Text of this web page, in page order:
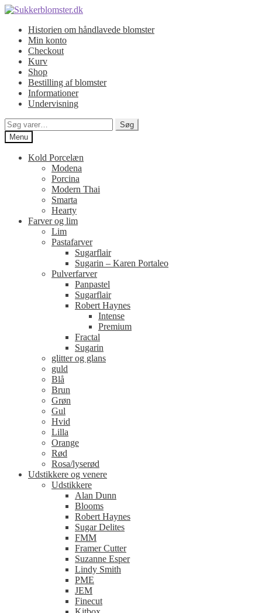
Spring
navigation
Spring
indholdHistorien om håndlavede blomster
Min konto
Checkout
Kurv
Shop
Bestilling af blomster
Informationer
Undervisning
Søg
efter:
Søg
Menu
Kold Porcelæn
Modena
Porcina
Modern Thai
Smarta
Hearty
Farver og lim
Lim
Pastafarver
Sugarflair
Sugarin – Karen Portaleo
Pulverfarver
Panpastel
Sugarflair
Robert Haynes
Intense
Premium
Fractal
Sugarin
glitter og glans
guld
Blå
Brun
Grøn
Gul
Hvid
Lilla
Orange
Rød
Rosa/lyserød
Udstikkere og venere
Udstikkere
Alan Dunn
Blooms
Robert Haynes
Sugar Delites
FMM
Framer Cutter
Suzanne Esper
Lindy Smith
PME
JEM
Finecut